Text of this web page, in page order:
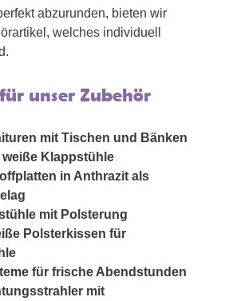
abzurunden, bieten wir
welches individuell
unser Zubehör
mit Tischen und Bänken
Klappstühle
in Anthrazit als
mit Polsterung
Polsterkissen für
für frische Abendstunden
mit